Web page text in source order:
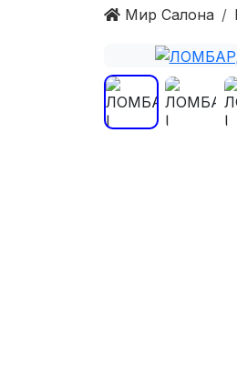
Мир Салона